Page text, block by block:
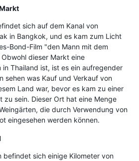
sich auf dem Kanal von
in Bangkok, und es kam zum Licht
Bond-Film "den Mann mit dem
dieser Markt eine
Thailand ist, ist es ein aufregender
sehen was Kauf und Verkauf von
Land war, bevor es kam zu einer
zu sein. Dieser Ort hat eine Menge
die durch Verwendung von
eingesehen werden können.
befindet sich einige Kilometer von